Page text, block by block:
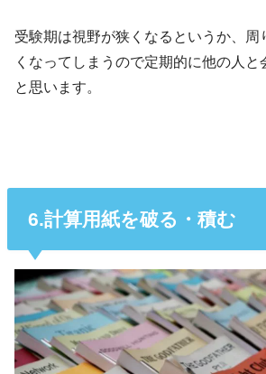
受験期は視野が狭くなるというか、周
くなってしまうので定期的に他の人と
と思います。
6.計算用紙を破る・積む